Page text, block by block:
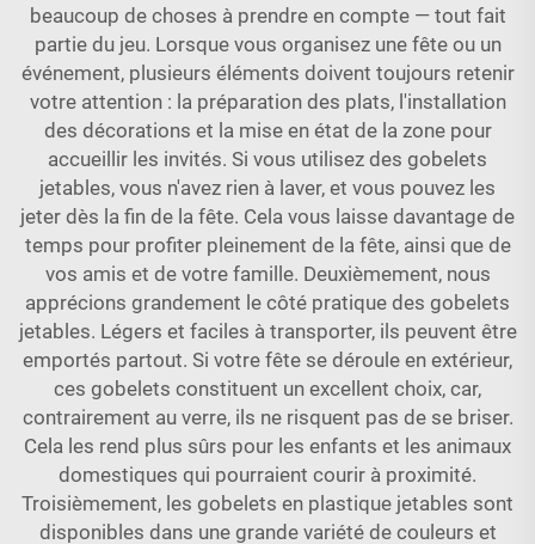
beaucoup de choses à prendre en compte — tout fait
partie du jeu. Lorsque vous organisez une fête ou un
événement, plusieurs éléments doivent toujours retenir
votre attention : la préparation des plats, l'installation
des décorations et la mise en état de la zone pour
accueillir les invités. Si vous utilisez des gobelets
jetables, vous n'avez rien à laver, et vous pouvez les
jeter dès la fin de la fête. Cela vous laisse davantage de
temps pour profiter pleinement de la fête, ainsi que de
vos amis et de votre famille. Deuxièmement, nous
apprécions grandement le côté pratique des gobelets
jetables. Légers et faciles à transporter, ils peuvent être
emportés partout. Si votre fête se déroule en extérieur,
ces gobelets constituent un excellent choix, car,
contrairement au verre, ils ne risquent pas de se briser.
Cela les rend plus sûrs pour les enfants et les animaux
domestiques qui pourraient courir à proximité.
Troisièmement, les gobelets en plastique jetables sont
disponibles dans une grande variété de couleurs et